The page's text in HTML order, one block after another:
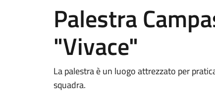
Palestra
"Vivace"
La palestra è un luogo attrezzato per
squadra.